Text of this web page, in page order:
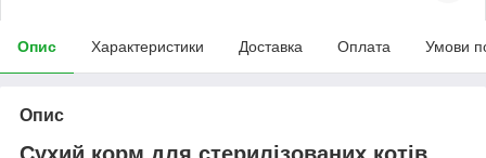
Опис Характеристики Доставка Оплата Умови
Опис